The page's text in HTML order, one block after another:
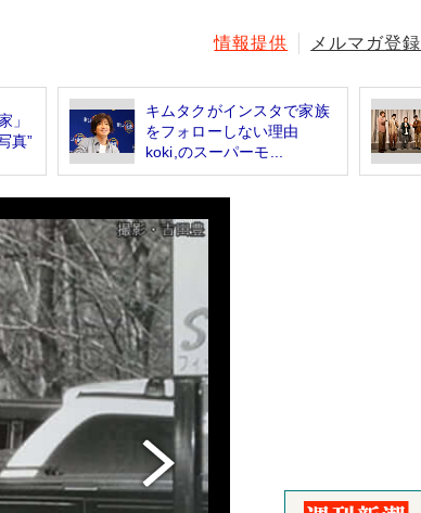
情報提供 メルマガ登録
」
真”
キムタクがインスタで家族
をフォローしない理由
koki,のスーパーモ...